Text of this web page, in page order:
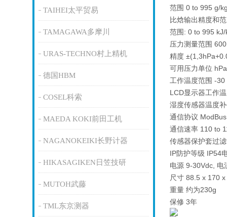
TAIHEI太平贸易
TAMAGAWA多摩川
URAS-TECHNO村上精机
德国HBM
COSEL科索
MAEDA KOKI前田工机
NAGANOKEIKI长野计器
HIKASAGIKEN日笠技研
MUTOH武藤
TML东京测器
范围 0 to 995 g/
比焓输出精度和
范围: 0 to 995 kJ/
压力测量范围
精度
可用压力单位
工作温度范围 -30
LCD显示器工作
湿度传感器温度
通信协议
通信速率 110 to
传感器保护套过
IP防护等级 IP54
电源 9-30Vdc, 电
尺寸 88.5 x 170
重量 约为230g
保修 3年